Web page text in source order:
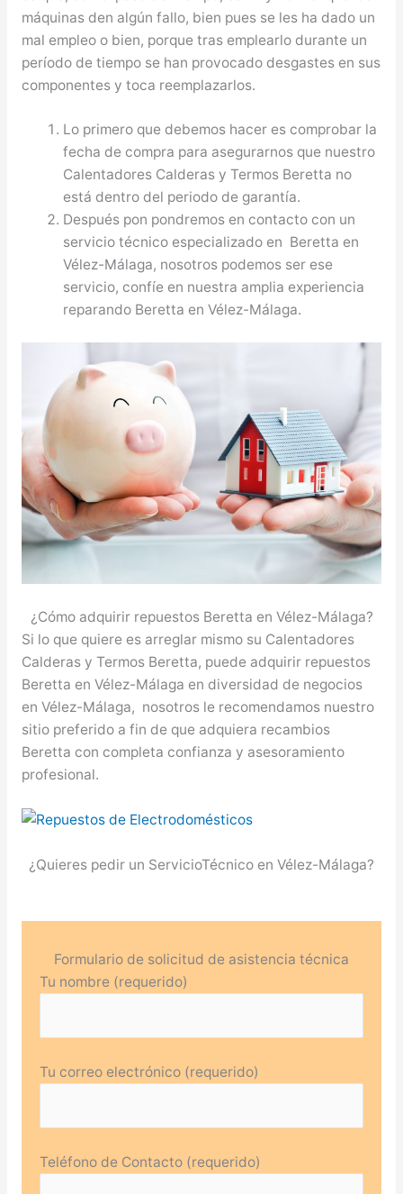
máquinas den algún fallo, bien pues se les ha dado un
mal empleo o bien, porque tras emplearlo durante un
período de tiempo se han provocado desgastes en sus
componentes y toca reemplazarlos.
Lo primero que debemos hacer es comprobar la
fecha de compra para asegurarnos que nuestro
Calentadores Calderas y Termos Beretta no
está dentro del periodo de garantía.
Después pon pondremos en contacto con un
servicio técnico especializado en Beretta en
Vélez-Málaga, nosotros podemos ser ese
servicio, confíe en nuestra amplia experiencia
reparando Beretta en Vélez-Málaga.
¿Cómo adquirir repuestos Beretta en Vélez-Málaga?
Si lo que quiere es arreglar mismo su Calentadores
Calderas y Termos Beretta, puede adquirir repuestos
Beretta en Vélez-Málaga en diversidad de negocios
en Vélez-Málaga, nosotros le recomendamos nuestro
sitio preferido a fin de que adquiera recambios
Beretta con completa confianza y asesoramiento
profesional.
¿Quieres pedir un ServicioTécnico en Vélez-Málaga?
Formulario de solicitud de asistencia técnica
Tu nombre (requerido)
Tu correo electrónico (requerido)
Teléfono de Contacto (requerido)